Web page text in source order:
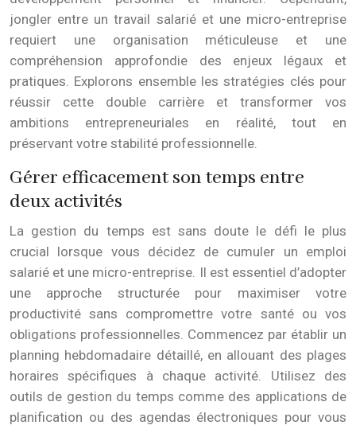
jongler entre un travail salarié et une micro-entreprise
requiert une organisation méticuleuse et une
compréhension approfondie des enjeux légaux et
pratiques. Explorons ensemble les stratégies clés pour
réussir cette double carrière et transformer vos
ambitions entrepreneuriales en réalité, tout en
préservant votre stabilité professionnelle.
Gérer efficacement son temps entre
deux activités
La gestion du temps est sans doute le défi le plus
crucial lorsque vous décidez de cumuler un emploi
salarié et une micro-entreprise. Il est essentiel d’adopter
une approche structurée pour maximiser votre
productivité sans compromettre votre santé ou vos
obligations professionnelles. Commencez par établir un
planning hebdomadaire détaillé, en allouant des plages
horaires spécifiques à chaque activité. Utilisez des
outils de gestion du temps comme des applications de
planification ou des agendas électroniques pour vous